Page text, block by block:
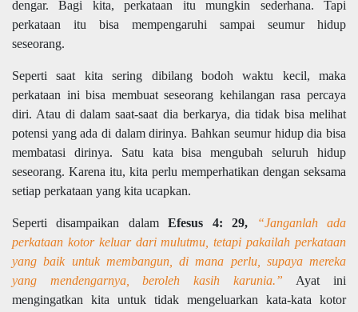
dengar. Bagi kita, perkataan itu mungkin sederhana. Tapi
perkataan itu bisa mempengaruhi sampai seumur hidup
seseorang.
Seperti saat kita sering dibilang bodoh waktu kecil, maka
perkataan ini bisa membuat seseorang kehilangan rasa percaya
diri. Atau di dalam saat-saat dia berkarya, dia tidak bisa melihat
potensi yang ada di dalam dirinya. Bahkan seumur hidup dia bisa
membatasi dirinya. Satu kata bisa mengubah seluruh hidup
seseorang. Karena itu, kita perlu memperhatikan dengan seksama
setiap perkataan yang kita ucapkan.
Seperti disampaikan dalamEfesus 4: 29,
“Janganlah ada
perkataan kotor keluar dari mulutmu, tetapi pakailah perkataan
yang baik untuk membangun, di mana perlu, supaya mereka
yang mendengarnya, beroleh kasih karunia.” Ayat ini
mengingatkan kita untuk tidak mengeluarkan kata-kata kotor